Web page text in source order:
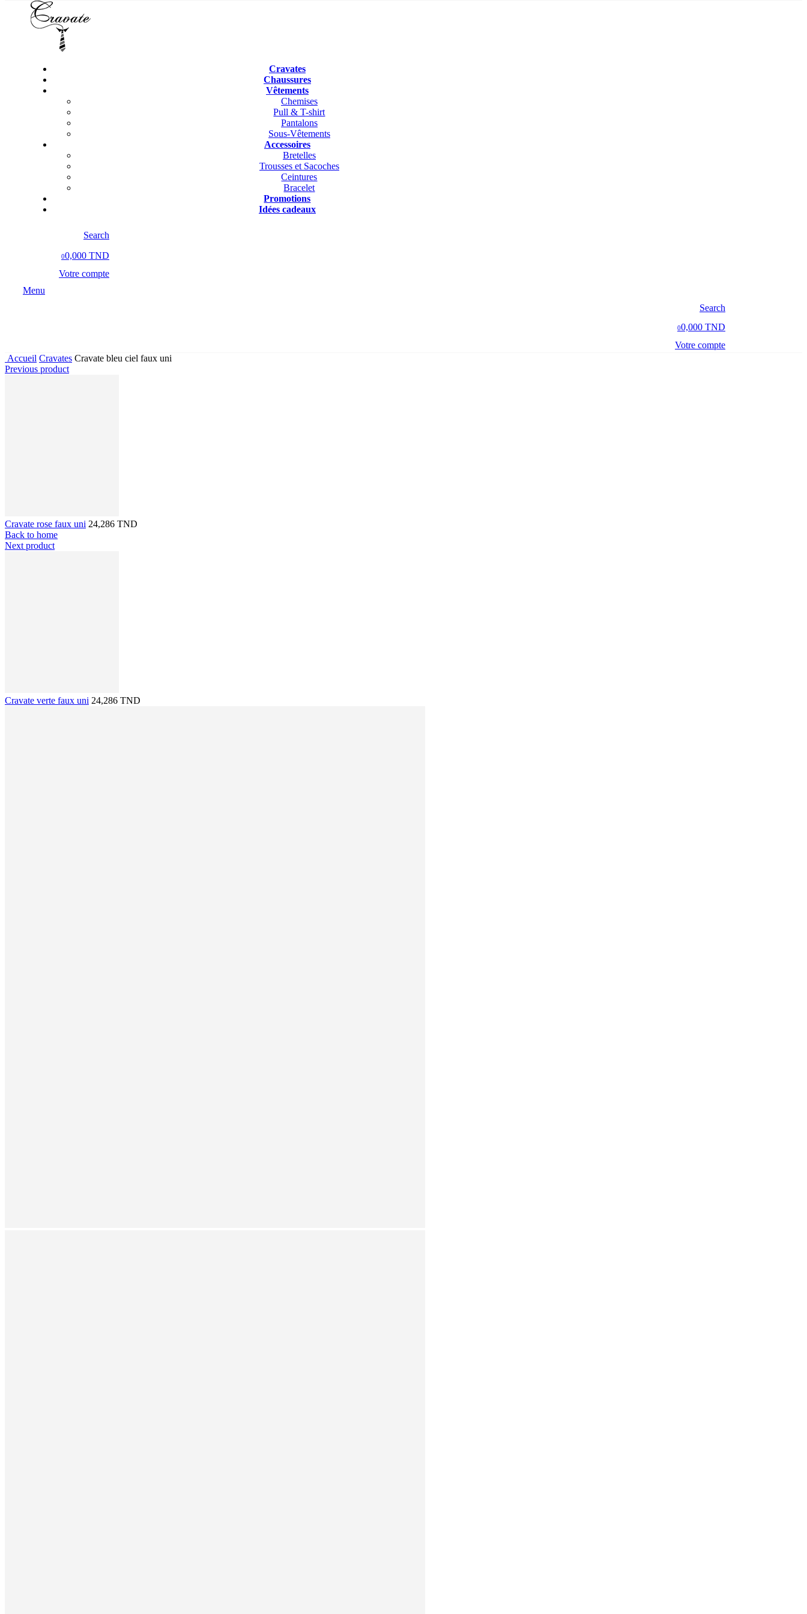
Cravates
Chaussures
Vêtements
Chemises
Pull & T-shirt
Pantalons
Sous-Vêtements
Accessoires
Bretelles
Trousses et Sacoches
Ceintures
Bracelet
Promotions
Idées cadeaux
Search
00,000 TND
Votre compte
Menu
Search
00,000 TND
Votre compte
Accueil Cravates Cravate bleu ciel faux uni
Previous product
Cravate rose faux uni 24,286 TND
Back to home
Next product
Cravate verte faux uni 24,286 TND